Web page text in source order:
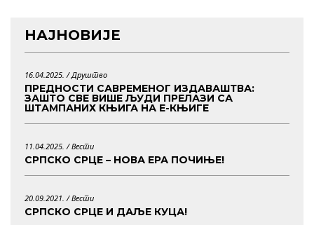
НАЈНОВИЈЕ
16.04.2025. /Друштво
ПРЕДНОСТИ САВРЕМЕНОГ ИЗДАВАШТВА:
ЗАШТО СВЕ ВИШЕ ЉУДИ ПРЕЛАЗИ СА
ШТАМПАНИХ КЊИГА НА Е-КЊИГЕ
11.04.2025. /Вести
СРПСКО СРЦЕ – НОВА ЕРА ПОЧИЊЕ!
20.09.2021. /Вести
СРПСКО СРЦЕ И ДАЉЕ КУЦА!